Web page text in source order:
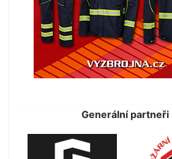
Generální partneři